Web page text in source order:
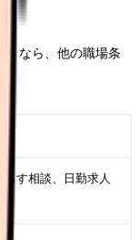
くなら、他の職場条
らす相談、日勤求人